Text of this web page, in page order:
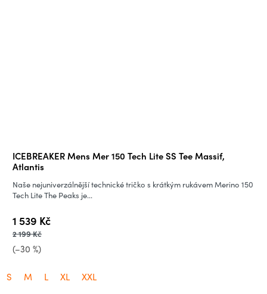
ICEBREAKER Mens Mer 150 Tech Lite SS Tee Massif,
Atlantis
1 539 Kč
2 199 Kč
(–30 %)
Naše nejuniverzálnější technické tričko s krátkým rukávem Merino 150
Tech Lite The Peaks je...
S M L XL XXL